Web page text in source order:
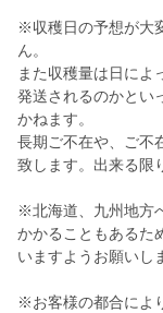
※収穫日の予想が大
ん。
また収穫量は日によ
発送されるのかとい
かねます。
長期ご不在や、ご不
致します。出来る限
※北海道、九州地方
かかることもあるた
いますようお願いし
※お客様の都合によ